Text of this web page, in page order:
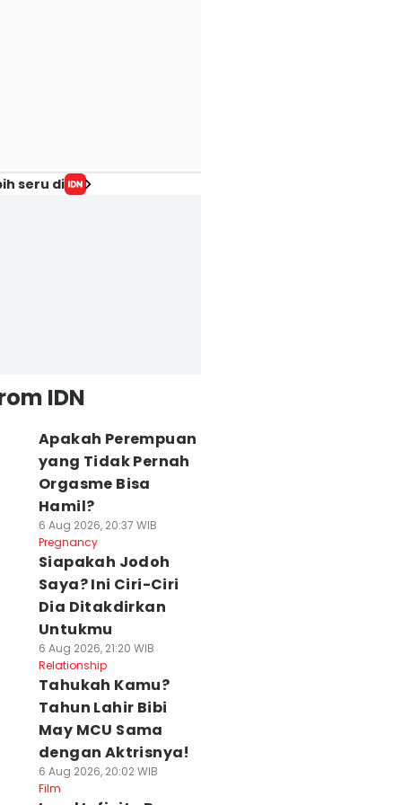
seru di
IDN
Apakah Perempuan
yang Tidak Pernah
Orgasme Bisa
Hamil?
6 Aug 2026, 20:37 WIB
Pregnancy
Siapakah Jodoh
Saya? Ini Ciri-Ciri
Dia Ditakdirkan
Untukmu
6 Aug 2026, 21:20 WIB
Relationship
Tahukah Kamu?
Tahun Lahir Bibi
May MCU Sama
dengan Aktrisnya!
6 Aug 2026, 20:02 WIB
Film